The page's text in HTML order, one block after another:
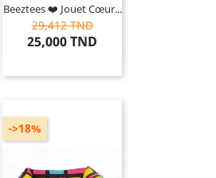
Beeztees ❤️ Jouet Cœur...
29,412 TND
25,000 TND
->18%